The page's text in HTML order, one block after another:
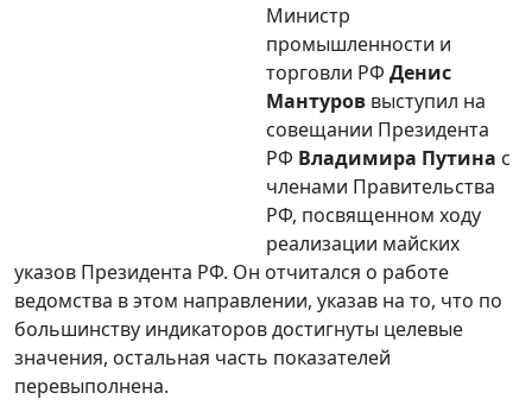
Министр
промышленности и
торговли РФ Денис
Мантуров выступил на
совещании Президента
РФ Владимира Путина с
членами Правительства
РФ, посвященном ходу
реализации майских
указов Президента РФ. Он отчитался о работе
ведомства в этом направлении, указав на то, что по
большинству индикаторов достигнуты целевые
значения, остальная часть показателей
перевыполнена.